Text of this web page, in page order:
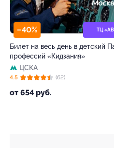
–40% ТЦ
Билет на весь день в детский
профессий «Кидзания»
ЦСКА
от 654 руб.
4.5 (62)